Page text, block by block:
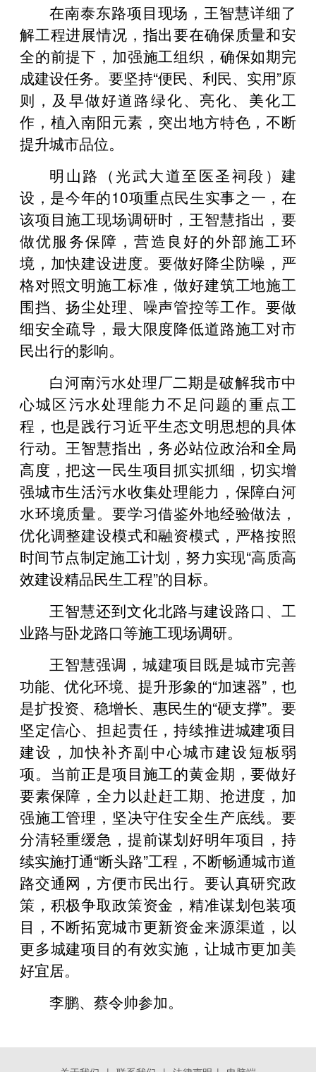
在南泰东路项目现场，王智慧详细了
解工程进展情况，指出要在确保质量和安
全的前提下，加强施工组织，确保如期完
成建设任务。要坚持“便民、利民、实用”原
则，及早做好道路绿化、亮化、美化工
作，植入南阳元素，突出地方特色，不断
提升城市品位。
明山路（光武大道至医圣祠段）建
设，是今年的10项重点民生实事之一，在
该项目施工现场调研时，王智慧指出，要
做优服务保障，营造良好的外部施工环
境，加快建设进度。要做好降尘防噪，严
格对照文明施工标准，做好建筑工地施工
围挡、扬尘处理、噪声管控等工作。要做
细安全疏导，最大限度降低道路施工对市
民出行的影响。
白河南污水处理厂二期是破解我市中
心城区污水处理能力不足问题的重点工
程，也是践行习近平生态文明思想的具体
行动。王智慧指出，务必站位政治和全局
高度，把这一民生项目抓实抓细，切实增
强城市生活污水收集处理能力，保障白河
水环境质量。要学习借鉴外地经验做法，
优化调整建设模式和融资模式，严格按照
时间节点制定施工计划，努力实现“高质高
效建设精品民生工程”的目标。
王智慧还到文化北路与建设路口、工
业路与卧龙路口等施工现场调研。
王智慧强调，城建项目既是城市完善
功能、优化环境、提升形象的“加速器”，也
是扩投资、稳增长、惠民生的“硬支撑”。要
坚定信心、担起责任，持续推进城建项目
建设，加快补齐副中心城市建设短板弱
项。当前正是项目施工的黄金期，要做好
要素保障，全力以赴赶工期、抢进度，加
强施工管理，坚决守住安全生产底线。要
分清轻重缓急，提前谋划好明年项目，持
续实施打通“断头路”工程，不断畅通城市道
路交通网，方便市民出行。要认真研究政
策，积极争取政策资金，精准谋划包装项
目，不断拓宽城市更新资金来源渠道，以
更多城建项目的有效实施，让城市更加美
好宜居。
李鹏、蔡令帅参加。